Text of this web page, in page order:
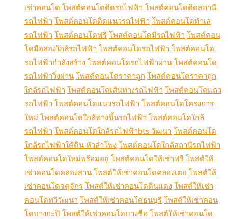
เช่าคอนโด โพสต์คอนโดติดรถไฟฟ้า โพสต์คอนโดติดสถานี
รถไฟฟ้า โพสต์คอนโดติดแนวรถไฟฟ้า โพสต์คอนโดทำเล
รถไฟฟ้า โพสต์คอนโดฟรี โพสต์คอนโดมีรถไฟฟ้า โพสต์คอน
โดมือสองใกล้รถไฟฟ้า โพสต์คอนโดรถไฟฟ้า โพสต์คอนโด
รถไฟฟ้ากำลังสร้าง โพสต์คอนโดรถไฟฟ้าผ่าน โพสต์คอนโด
รถไฟฟ้าวิ่งผ่าน โพสต์คอนโดราคาถูก โพสต์คอนโดราคาถูก
ใกล้รถไฟฟ้า โพสต์คอนโดเส้นทางรถไฟฟ้า โพสต์คอนโดแถว
รถไฟฟ้า โพสต์คอนโดแนวรถไฟฟ้า โพสต์คอนโดโครงการ
ใหม่ โพสต์คอนโดใกล้ทางขึ้นรถไฟฟ้า โพสต์คอนโดใกล้
รถไฟฟ้า โพสต์คอนโดใกล้รถไฟฟ้าbts วัฒนา โพสต์คอนโด
ใกล้รถไฟฟ้าใต้ดิน หัวลำโพง โพสต์คอนโดใกล้สถานีรถไฟฟ้า
โพสต์คอนโดใหม่พร้อมอยู่ โพสต์คอนโดให้เช่าฟรี โพสต์ให้
เช่าคอนโดคลองสาน โพสต์ให้เช่าคอนโดคลองเตย โพสต์ให้
เช่าคอนโดจตุจักร โพสต์ให้เช่าคอนโดดินแดง โพสต์ให้เช่า
คอนโดทวีวัฒนา โพสต์ให้เช่าคอนโดธนบุรี โพสต์ให้เช่าคอน
โดบางกะปิ โพสต์ให้เช่าคอนโดบางซื่อ โพสต์ให้เช่าคอนโด